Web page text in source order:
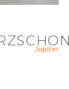
Jupiter